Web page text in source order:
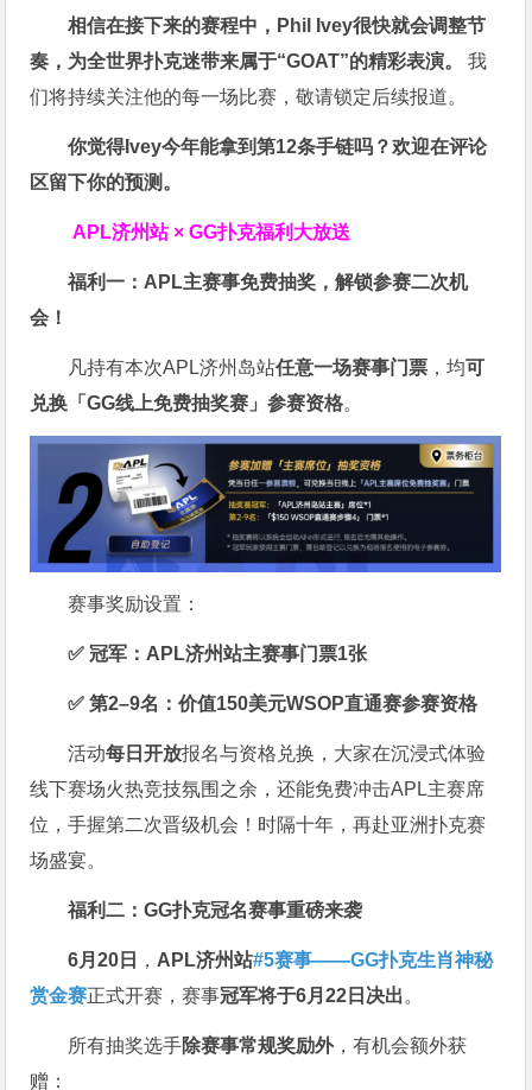
相信在接下来的赛程中，Phil Ivey很快就会调整节
奏，为全世界扑克迷带来属于“GOAT”的精彩表演。
我
们将持续关注他的每一场比赛，敬请锁定后续报道。
你觉得Ivey今年能拿到第12条手链吗？欢迎在评论
区留下你的预测。
APL济州站 × GG扑克福利大放送
福利一：APL主赛事免费抽奖，解锁参赛二次机
会！
凡持有本次APL济州岛站任意一场赛事门票 ，均可
兑换「GG线上免费抽奖赛」参赛资格。
赛事奖励设置：
✅ 冠军：APL济州站主赛事门票1张
✅ 第2–9名：价值150美元WSOP直通赛参赛资格
活动每日开放报名与资格兑换，大家在沉浸式体验
线下赛场火热竞技氛围之余，还能免费冲击APL主赛席
位，手握第二次晋级机会！时隔十年，再赴亚洲扑克赛
场盛宴。
福利二：GG扑克冠名赛事重磅来袭
6月20日 ， APL济州站#5赛事——GG扑克生肖神秘
赏金赛正式开赛，赛事冠军将于6月22日决出。
所有抽奖选手除赛事常规奖励外，有机会额外获
赠：